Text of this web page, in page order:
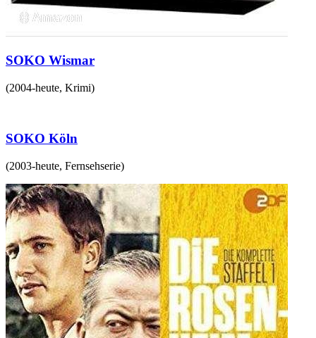
SOKO Wismar
(2004-heute, Krimi)
SOKO Köln
(2003-heute, Fernsehserie)